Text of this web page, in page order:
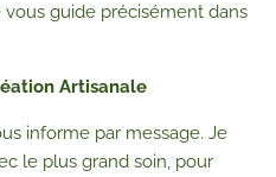
guide précisément dans
Artisanale
informe par message. Je
le plus grand soin, pour